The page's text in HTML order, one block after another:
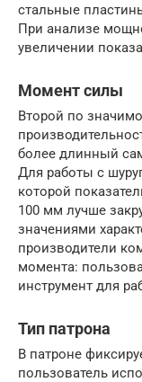
стальные
При анализе
увеличении
Момент силы
Второй по
более длинный
Для работы с
которой
100 мм лучше
значениями
производители
момента:
инструмент для
Тип патрона
В патроне
пользователь